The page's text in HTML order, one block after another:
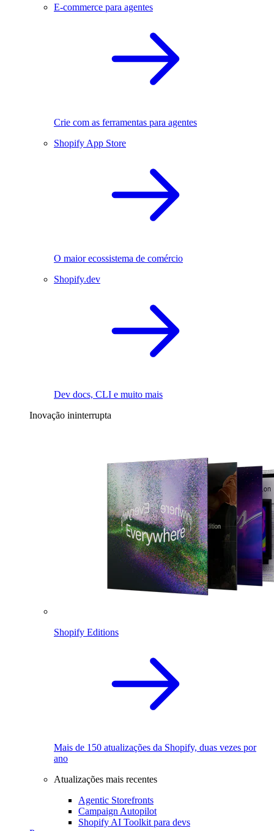
E-commerce para agentes
Crie com as ferramentas para agentes
Shopify App Store
O maior ecossistema de comércio
Shopify.dev
Dev docs, CLI e muito mais
Inovação ininterrupta
Shopify Editions
Mais de 150 atualizações da Shopify, duas vezes por
ano
Atualizações mais recentes
Agentic Storefronts
Campaign Autopilot
Shopify AI Toolkit para devs